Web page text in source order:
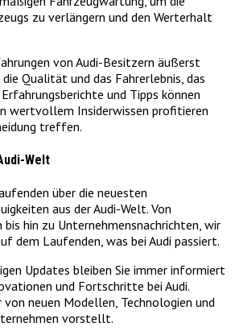
zu verlängern und den Werterhalt
von Audi-Besitzern äußerst
Qualität und das Fahrerlebnis, das
und Tipps können
wertvollem Insiderwissen profitieren
treffen.
Welt
über die neuesten
aus der Audi-Welt. Von
bis hin zu Unternehmensnachrichten, wir
dem Laufenden, was bei Audi passiert.
Updates bleiben Sie immer informiert
und Fortschritte bei Audi.
neuen Modellen, Technologien und
vorstellt.